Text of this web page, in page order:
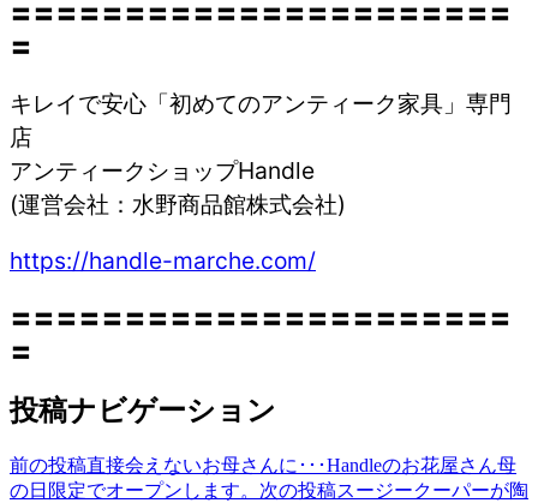
〓〓〓〓〓〓〓〓〓〓〓〓〓〓〓〓〓〓〓〓〓〓
〓
キレイで安心「初めてのアンティーク家具」専門
店
アンティークショップHandle
(運営会社：水野商品館株式会社)
https://handle-marche.com/
〓〓〓〓〓〓〓〓〓〓〓〓〓〓〓〓〓〓〓〓〓〓
〓
投稿ナビゲーション
前の投稿直接会えないお母さんに･･･Handleのお花屋さん母
の日限定でオープンします。 次の投稿スージークーパーが陶